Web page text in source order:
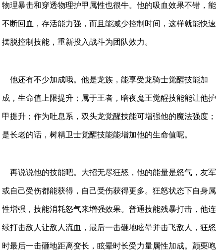
物理暴击和穿透物理护甲属性也很牛。他的吸血效果不错，能
不断回血，存活能力强，而且能减少控制时间，这样就能快速
摆脱控制技能，重新投入战斗为团队效力。
他还有不少加成哦。他是龙族，能享受龙骑士觉醒技能加
成，生命值上限提升；属于王者，暗夜魔王觉醒技能能让他护
甲提升；作为吐息系，双头龙觉醒技能可增强他的魔法强度；
是长老的话，树精卫士觉醒技能能增加他的生命值呢。
再说说他的技能吧。大招无尽狂怒，他的能量是怒气，友军
或自己受伤都能获得，自己受伤获得更多。狂怒状态下自身属
性增强，技能消耗怒气来增强效果。普通技能残暴打击，他连
续打击敌人让敌人流血，最后一击砸地眩晕并击飞敌人，狂怒
时最后一击砸地距离变长，眩晕时长受力量属性加成。颤栗咆